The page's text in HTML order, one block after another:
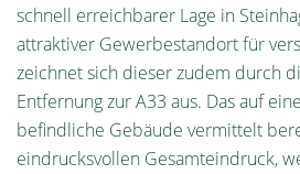
schnell erreichbarer Lage in
attraktiver Gewerbestandort für
zeichnet sich dieser zudem durch
Entfernung zur A33 aus. Das auf
befindliche Gebäude vermittelt
eindrucksvollen Gesamteindruck,